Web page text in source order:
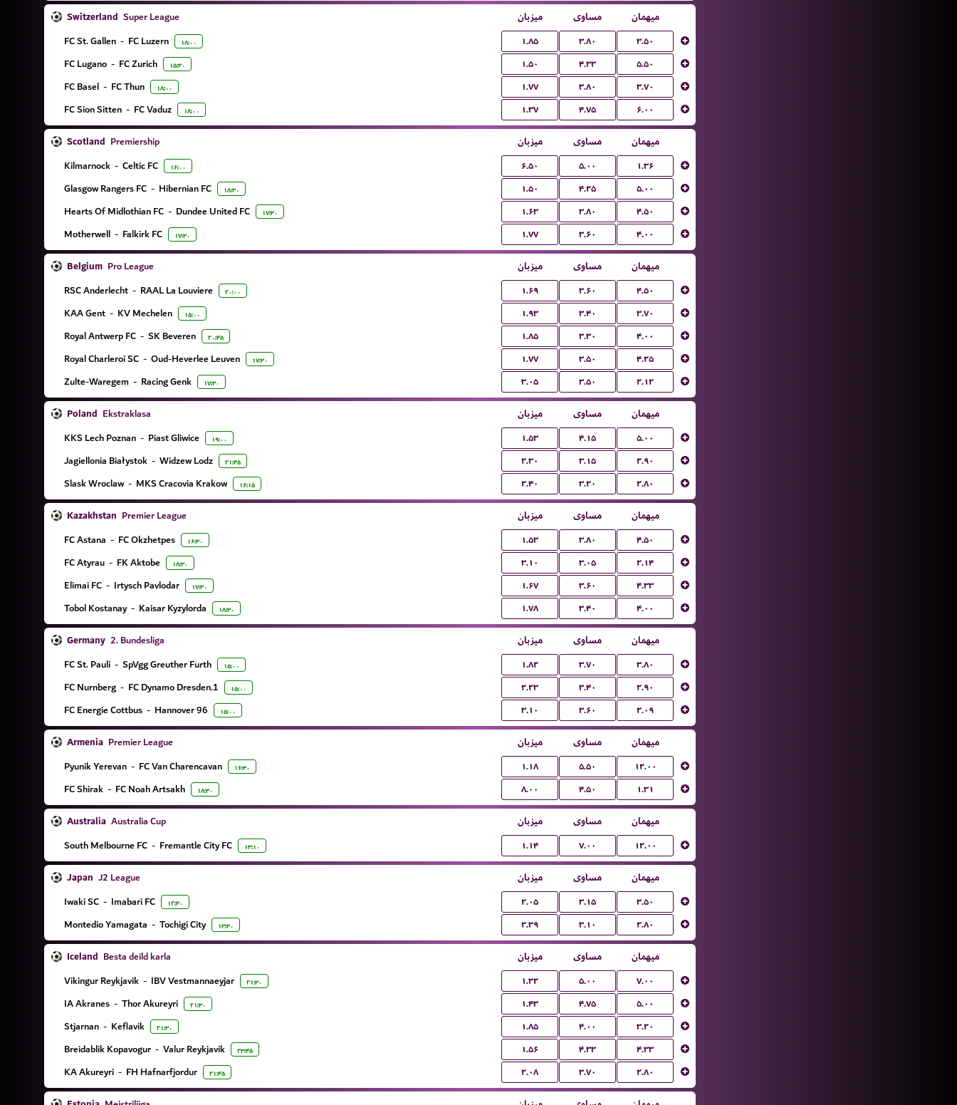
Switzerland Super League میزبان مساوی میهمان
FC St. Gallen - FC Luzern ۱۸:۰۰ ۱.۸۵ ۳.۸۰ ۳.۵۰
FC Lugano - FC Zurich ۱۵:۳۰ ۱.۵۰ ۴.۳۳ ۵.۵۰
FC Basel - FC Thun ۱۸:۰۰ ۱.۷۷ ۳.۸۰ ۳.۷۰
FC Sion Sitten - FC Vaduz ۱۸:۰۰ ۱.۳۷ ۴.۷۵
۶.۰۰
Scotland Premiership میزبان مساوی میهمان
Kilmarnock - Celtic FC ۱۶:۰۰ ۶.۵۰ ۵.۰۰ ۱.۳۶
Glasgow Rangers FC - Hibernian FC ۱۸:۳۰ ۱.۵۰ ۴.۲۵ ۵.۰۰
Hearts Of Midlothian FC - Dundee United FC ۱۷:۳۰ ۱.۶۳ ۳.۸۰ ۴.۵۰
Motherwell - Falkirk FC ۱۷:۳۰ ۱.۷۷ ۳.۶۰
۴.۰۰
Belgium Pro League میزبان مساوی میهمان
RSC Anderlecht - RAAL La Louviere ۲۰:۰۰ ۱.۶۹ ۳.۶۰ ۴.۵۰
KAA Gent - KV Mechelen ۱۵:۰۰ ۱.۹۳ ۳.۴۰ ۳.۷۰
Royal Antwerp FC - SK Beveren ۲۰:۴۵ ۱.۸۵ ۳.۳۰ ۴.۰۰
Royal Charleroi SC - Oud-Heverlee Leuven ۱۷:۳۰ ۱.۷۷ ۳.۵۰ ۴.۲۵
Zulte-Waregem - Racing Genk ۱۷:۳۰ ۳.۰۵ ۳.۵۰
۲.۱۲
Poland Ekstraklasa میزبان مساوی میهمان
KKS Lech Poznan - Piast Gliwice ۱۹:۰۰ ۱.۵۳ ۴.۱۵ ۵.۰۰
Jagiellonia Białystok - Widzew Lodz ۲۱:۴۵ ۲.۳۰ ۳.۱۵ ۲.۹۰
Slask Wroclaw - MKS Cracovia Krakow ۱۶:۱۵ ۲.۴۰ ۳.۲۰
۲.۸۰
Kazakhstan Premier League میزبان مساوی میهمان
FC Astana - FC Okzhetpes ۱۶:۳۰ ۱.۵۳ ۳.۸۰ ۴.۵۰
FC Atyrau - FK Aktobe ۱۸:۳۰ ۳.۱۰ ۳.۰۵ ۲.۱۴
Elimai FC - Irtysch Pavlodar ۱۷:۳۰ ۱.۶۷ ۳.۶۰ ۴.۳۳
Tobol Kostanay - Kaisar Kyzylorda ۱۸:۳۰ ۱.۷۸ ۳.۴۰
۴.۰۰
Germany 2. Bundesliga میزبان مساوی میهمان
FC St. Pauli - SpVgg Greuther Furth ۱۵:۰۰ ۱.۸۲ ۳.۷۰ ۳.۸۰
FC Nurnberg - 1.FC Dynamo Dresden ۱۵:۰۰ ۲.۲۳ ۳.۴۰ ۲.۹۰
FC Energie Cottbus - Hannover 96 ۱۵:۰۰ ۳.۱۰ ۳.۶۰
۲.۰۹
Armenia Premier League میزبان مساوی میهمان
Pyunik Yerevan - FC Van Charencavan ۱۶:۳۰ ۱.۱۸ ۵.۵۰ ۱۲.۰۰
FC Shirak - FC Noah Artsakh ۱۸:۳۰ ۸.۰۰ ۴.۵۰
۱.۳۱
Australia Australia Cup میزبان مساوی میهمان
South Melbourne FC - Fremantle City FC ۱۳:۱۰ ۱.۱۴ ۷.۰۰
۱۲.۰۰
Japan J2 League میزبان مساوی میهمان
Iwaki SC - Imabari FC ۱۲:۳۰ ۲.۰۵ ۳.۱۵ ۳.۵۰
Montedio Yamagata - Tochigi City ۱۳:۳۰ ۲.۳۹ ۳.۱۰
۲.۸۰
Iceland Besta deild karla میزبان مساوی میهمان
Vikingur Reykjavik - IBV Vestmannaeyjar ۲۱:۳۰ ۱.۳۲ ۵.۰۰ ۷.۰۰
IA Akranes - Thor Akureyri ۲۱:۳۰ ۱.۴۳ ۴.۷۵ ۵.۰۰
Stjarnan - Keflavik ۲۱:۳۰ ۱.۸۵ ۴.۰۰ ۳.۲۰
Breidablik Kopavogur - Valur Reykjavik ۲۳:۴۵ ۱.۵۶ ۴.۳۳ ۴.۳۳
KA Akureyri - FH Hafnarfjordur ۲۱:۴۵ ۲.۰۸ ۳.۷۰
۲.۸۰